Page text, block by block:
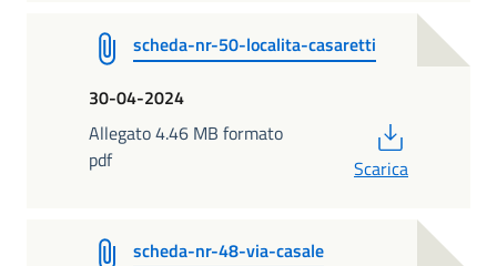
scheda-nr-50-localita-casaretti
30-04-2024
Allegato 4.46 MB formato
pdf
Scarica
scheda-nr-48-via-casale